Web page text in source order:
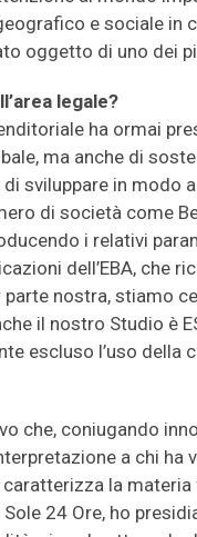
e sociale
oggetto di uno dei
legale?
ha ormai
ma anche di
sviluppare in modo
di società come
i relativi
dell’EBA, che
nostra, stiamo
il nostro Studio è
escluso l’uso della
che, coniugando
a chi
la
24 Ore, ho